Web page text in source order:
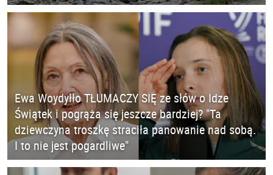
Ewa Woydyłło TŁUMACZY SIĘ ze słów o Idze
Świątek i pogrąża się jeszcze bardziej? "Ta
dziewczyna troszkę straciła panowanie nad sobą.
I to nie jest pogardliwe"